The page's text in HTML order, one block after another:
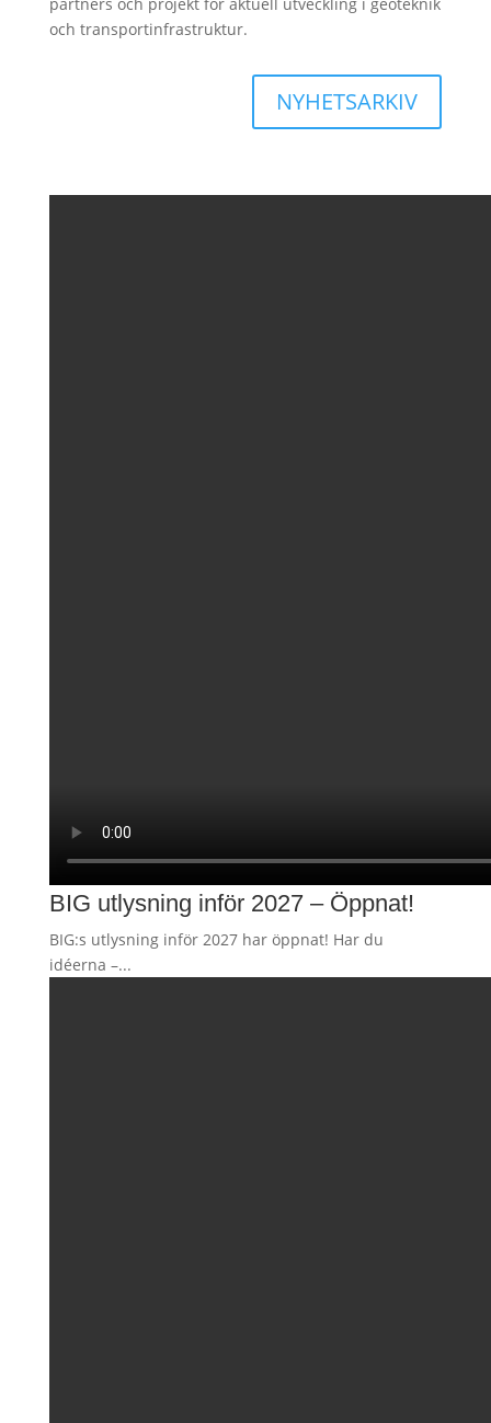
och transportinfrastruktur.
NYHETSARKIV
BIG utlysning inför 2027 – Öppnat!
BIG:s utlysning inför 2027 har öppnat! Har du
idéerna –...